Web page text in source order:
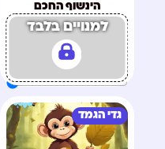
הינשוף החכם
למנויים בלבד
גדי הגמד